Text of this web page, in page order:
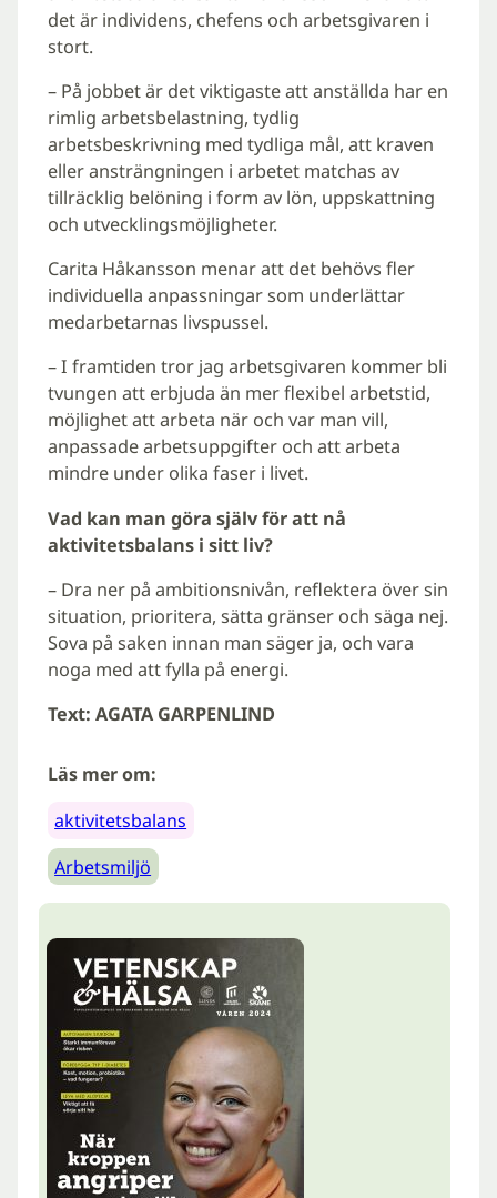
det är individens, chefens och arbetsgivaren i
stort.
– På jobbet är det viktigaste att anställda har en
rimlig arbetsbelastning, tydlig
arbetsbeskrivning med tydliga mål, att kraven
eller ansträngningen i arbetet matchas av
tillräcklig belöning i form av lön, uppskattning
och utvecklingsmöjligheter.
Carita Håkansson menar att det behövs fler
individuella anpassningar som underlättar
medarbetarnas livspussel.
– I framtiden tror jag arbetsgivaren kommer bli
tvungen att erbjuda än mer flexibel arbetstid,
möjlighet att arbeta när och var man vill,
anpassade arbetsuppgifter och att arbeta
mindre under olika faser i livet.
Vad kan man göra själv för att nå
aktivitetsbalans i sitt liv?
– Dra ner på ambitionsnivån, reflektera över sin
situation, prioritera, sätta gränser och säga nej.
Sova på saken innan man säger ja, och vara
noga med att fylla på energi.
Text: AGATA GARPENLIND
Läs mer om:
aktivitetsbalans
Arbetsmiljö